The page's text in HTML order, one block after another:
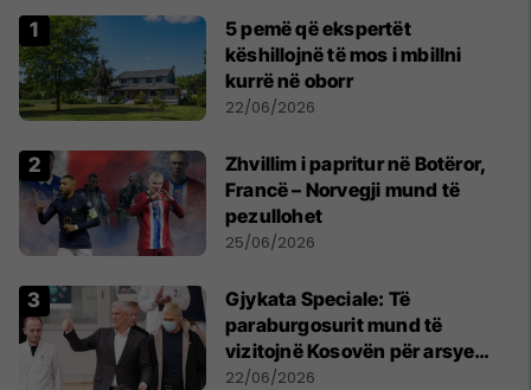
5 pemë që ekspertët
këshillojnë të mos i mbillni
kurrë në oborr
22/06/2026
Zhvillim i papritur në Botëror,
Francë – Norvegji mund të
pezullohet
25/06/2026
​Gjykata Speciale: Të
paraburgosurit mund të
vizitojnë Kosovën për arsye
humanitare
22/06/2026